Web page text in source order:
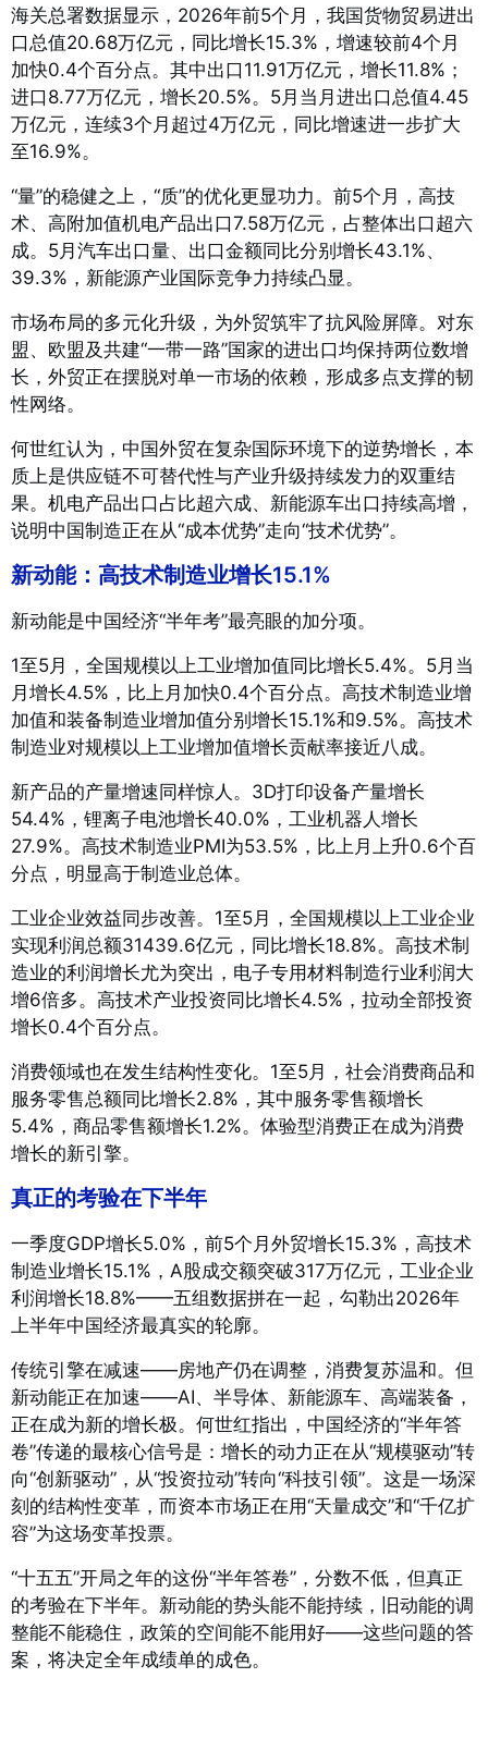
海关总署数据显示，2026年前5个月，我国货物贸易进出
口总值20.68万亿元，同比增长15.3%，增速较前4个月
加快0.4个百分点。其中出口11.91万亿元，增长11.8%；
进口8.77万亿元，增长20.5%。5月当月进出口总值4.45
万亿元，连续3个月超过4万亿元，同比增速进一步扩大
至16.9%。
“量”的稳健之上，“质”的优化更显功力。前5个月，高技
术、高附加值机电产品出口7.58万亿元，占整体出口超六
成。5月汽车出口量、出口金额同比分别增长43.1%、
39.3%，新能源产业国际竞争力持续凸显。
市场布局的多元化升级，为外贸筑牢了抗风险屏障。对东
盟、欧盟及共建“一带一路”国家的进出口均保持两位数增
长，外贸正在摆脱对单一市场的依赖，形成多点支撑的韧
性网络。
何世红认为，中国外贸在复杂国际环境下的逆势增长，本
质上是供应链不可替代性与产业升级持续发力的双重结
果。机电产品出口占比超六成、新能源车出口持续高增，
说明中国制造正在从“成本优势”走向“技术优势”。
新动能：高技术制造业增长15.1%
新动能是中国经济“半年考”最亮眼的加分项。
1至5月，全国规模以上工业增加值同比增长5.4%。5月当
月增长4.5%，比上月加快0.4个百分点。高技术制造业增
加值和装备制造业增加值分别增长15.1%和9.5%。高技术
制造业对规模以上工业增加值增长贡献率接近八成。
新产品的产量增速同样惊人。3D打印设备产量增长
54.4%，锂离子电池增长40.0%，工业机器人增长
27.9%。高技术制造业PMI为53.5%，比上月上升0.6个百
分点，明显高于制造业总体。
工业企业效益同步改善。1至5月，全国规模以上工业企业
实现利润总额31439.6亿元，同比增长18.8%。高技术制
造业的利润增长尤为突出，电子专用材料制造行业利润大
增6倍多 。高技术产业投资同比增长4.5%，拉动全部投资
增长0.4个百分点。
消费领域也在发生结构性变化。1至5月，社会消费商品和
服务零售总额同比增长2.8%，其中服务零售额增长
5.4%，商品零售额增长1.2%。体验型消费正在成为消费
增长的新引擎。
真正的考验在下半年
一季度GDP增长5.0%，前5个月外贸增长15.3%，高技术
制造业增长15.1%，A股成交额突破317万亿元，工业企业
利润增长18.8%——五组数据拼在一起，勾勒出2026年
上半年中国经济最真实的轮廓。
传统引擎在减速——房地产仍在调整，消费复苏温和。但
新动能正在加速——AI、半导体、新能源车、高端装备，
正在成为新的增长极。何世红指出，中国经济的“半年答
卷”传递的最核心信号是：增长的动力正在从“规模驱动”转
向“创新驱动”，从“投资拉动”转向“科技引领”。这是一场深
刻的结构性变革，而资本市场正在用“天量成交”和“千亿扩
容”为这场变革投票。
“十五五”开局之年的这份“半年答卷”，分数不低，但真正
的考验在下半年。新动能的势头能不能持续，旧动能的调
整能不能稳住，政策的空间能不能用好——这些问题的答
案，将决定全年成绩单的成色。